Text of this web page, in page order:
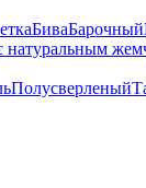
БиваБарочный
натуральным
Полусверленый